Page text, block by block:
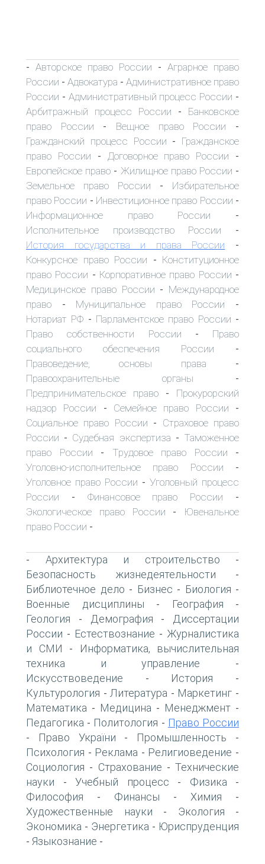
- Авторское право России - Аграрное право
России - Адвокатура - Административное право
России - Административный процесс России -
Арбитражный процесс России - Банковское
право России - Вещное право России -
Гражданский процесс России - Гражданское
право России - Договорное право России -
Европейское право - Жилищное право России -
Земельное право России - Избирательное
право России - Инвестиционное право России -
Информационное право России -
Исполнительное производство России -
История государства и права России -
Конкурсное право России - Конституционное
право России - Корпоративное право России -
Медицинское право России - Международное
право - Муниципальное право России -
Нотариат РФ - Парламентское право России -
Право собственности России - Право
социального обеспечения России -
Правоведение, основы права -
Правоохранительные органы -
Предпринимательское право - Прокурорский
надзор России - Семейное право России -
Социальное право России - Страховое право
России - Судебная экспертиза - Таможенное
право России - Трудовое право России -
Уголовно-исполнительное право России -
Уголовное право России - Уголовный процесс
России - Финансовое право России -
Экологическое право России -
Ювенальное
право России -
- Архитектура и строительство -
Безопасность жизнедеятельности -
Библиотечное дело - Бизнес - Биология -
Военные дисциплины - География -
Геология - Демография -
Диссертации
России - Естествознание - Журналистика
и СМИ -
Информатика, вычислительная
техника и управление -
Искусствоведение - История -
Культурология - Литература - Маркетинг -
Математика - Медицина - Менеджмент -
Педагогика - Политология - Право России
- Право України - Промышленность -
Психология - Реклама - Религиоведение -
Социология - Страхование - Технические
науки - Учебный процесс - Физика -
Философия - Финансы - Химия -
Художественные науки - Экология -
Экономика - Энергетика - Юриспруденция
- Языкознание -